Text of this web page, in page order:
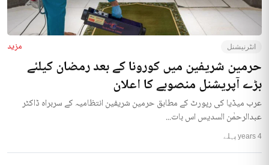
انٹرنیشنل مزید
حرمین شریفین میں کورونا کے بعد رمضان کیلئے
بڑے آپریشنل منصوبے کا اعلان
عرب میڈیا کی رپورٹ کے مطابق حرمین شریفین انتظامیہ کے سربراہ ڈاکٹر
عبدالرحمٰن السدیس اس بات...
4 years پہلے